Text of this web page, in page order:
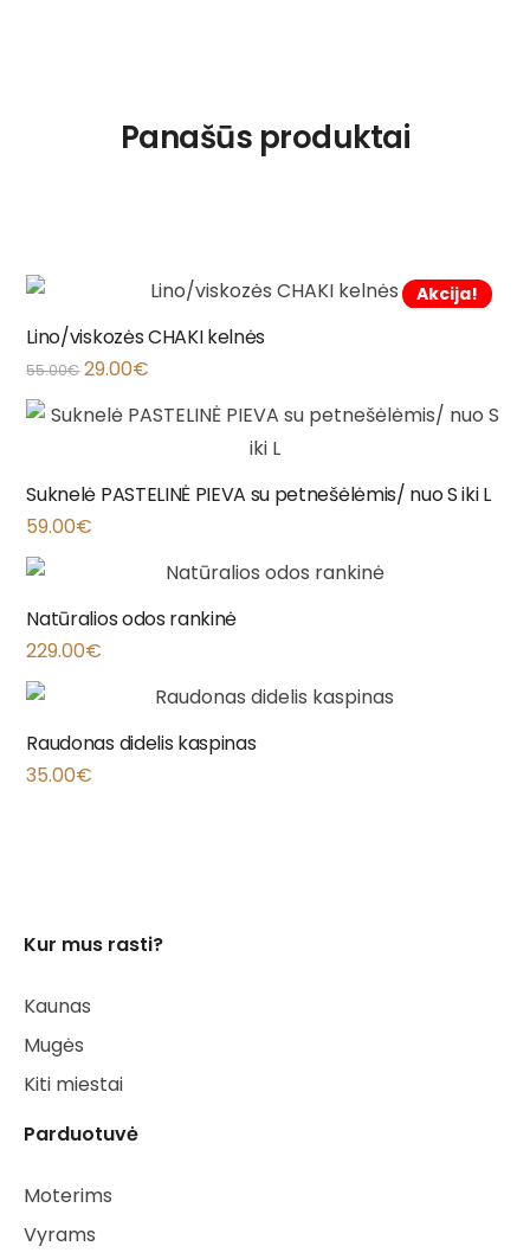
Panašūs produktai
Akcija!
Lino/viskozės CHAKI kelnės
55.00€ 29.00€
Suknelė PASTELINĖ PIEVA su petnešėlėmis/ nuo S iki L
59.00€
Natūralios odos rankinė
229.00€
Raudonas didelis kaspinas
35.00€
Kur mus rasti?
Kaunas
Mugės
Kiti miestai
Parduotuvė
Moterims
Vyrams